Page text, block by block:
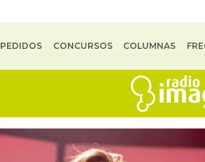
PEDIDOS CONCURSOS COLUMNAS